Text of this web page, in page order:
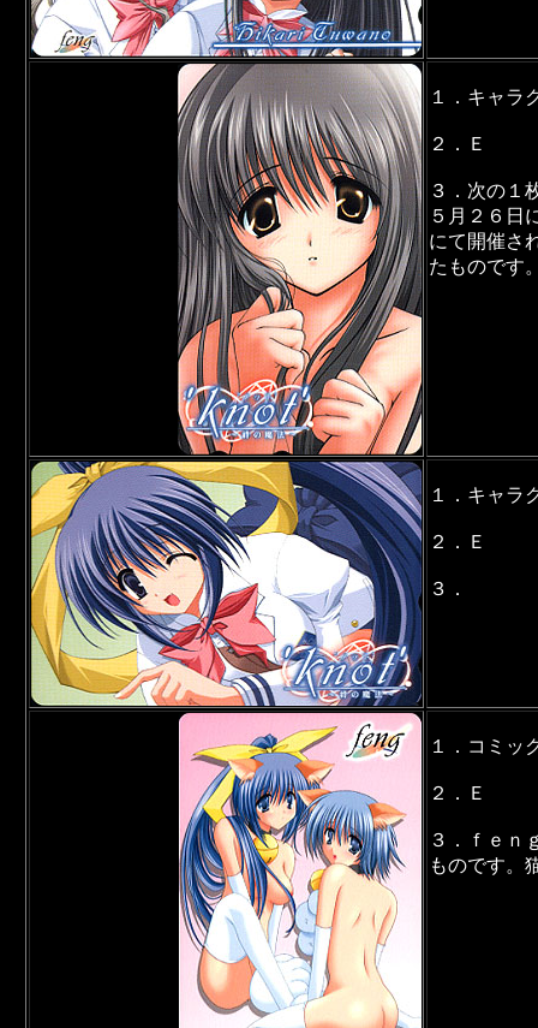
１．キャラ
２．Ｅ
３．次の１
５月２６日
にて開催さ
たものです
１．キャラ
２．Ｅ
３．
１．コミッ
２．Ｅ
３．ｆｅｎ
ものです